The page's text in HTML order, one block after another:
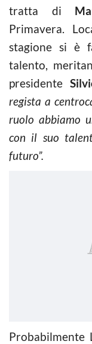
tratta di
Primavera.
stagione si è
talento,
presidente
regista a
ruolo abbiamo
con il suo
futuro”.
Probabilmente